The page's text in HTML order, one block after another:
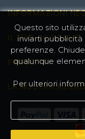
IL TUO ACCOUNT
PRODOTTI
LA NOSTRA
INFORMAZIONI
Questo sito
inviarti pubblicità
preferenze.
qualunque
Per ulteriori